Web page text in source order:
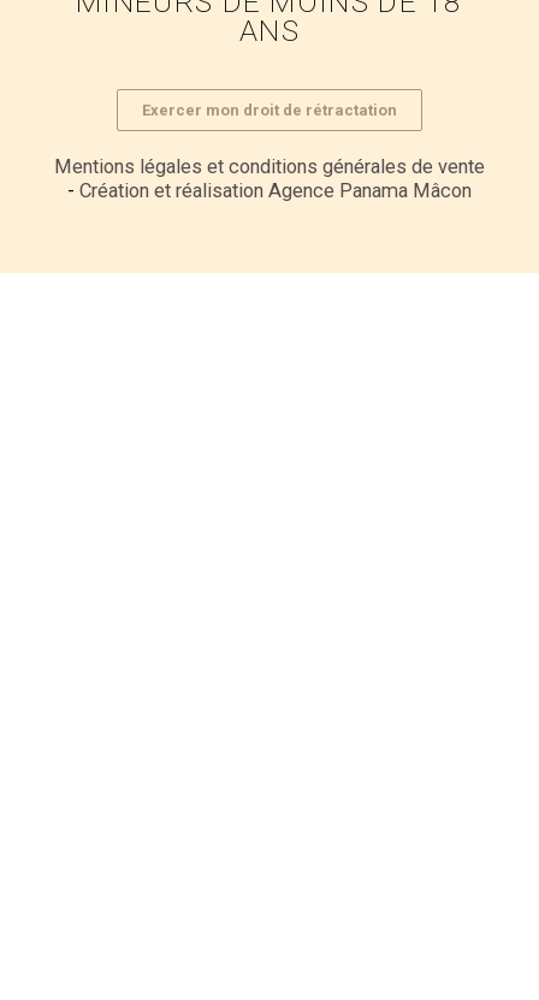
ANS
Exercer mon droit de rétractation
Mentions légales et conditions générales de vente
- Création et réalisation Agence Panama Mâcon